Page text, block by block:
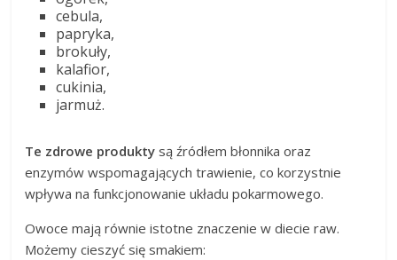
cebula,
papryka,
brokuły,
kalafior,
cukinia,
jarmuż.
Te zdrowe produkty są źródłem błonnika oraz
enzymów wspomagających trawienie, co korzystnie
wpływa na funkcjonowanie układu pokarmowego.
Owoce mają równie istotne znaczenie w diecie raw.
Możemy cieszyć się smakiem: